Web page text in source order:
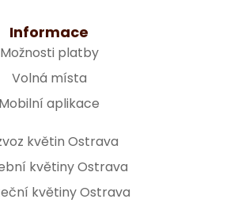
Informace
Možnosti platby
Volná místa
Mobilní aplikace
květin Ostrava
květiny Ostrava
květiny Ostrava